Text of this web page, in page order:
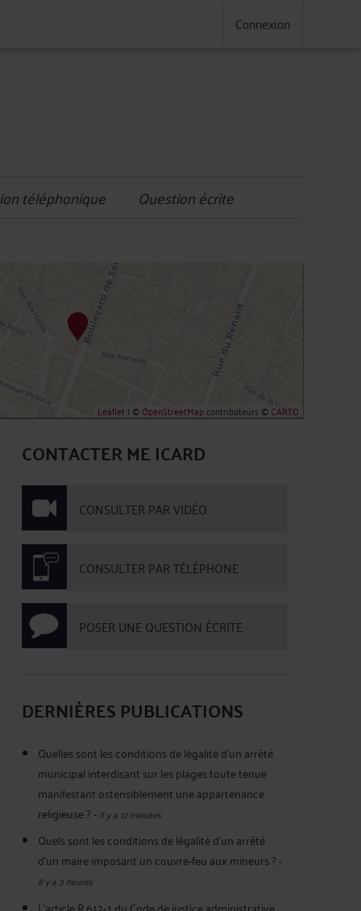
Connexion
téléphonique Question écrite
Leaflet | ©OpenStreetMapcontributeurs ©CARTO
CONTACTER ME ICARD
CONSULTER PAR VIDÉO
CONSULTER PAR TÉLÉPHONE
POSER UNE QUESTION ÉCRITE
DERNIÈRES PUBLICATIONS
Quelles sont les conditions de légalité d’un arrêté
municipal interdisant sur les plages toute tenue
manifestant ostensiblement une appartenance
religieuse ?-Il y a 17 minutes
Quels sont les conditions de légalité d'un arrêté
d'un maire imposant un couvre-feu aux mineurs ?-
Il y a 3 heures